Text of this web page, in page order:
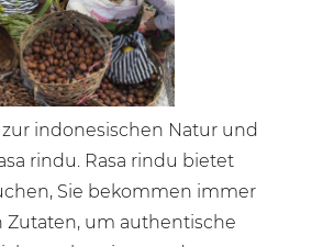
indonesischen Natur und
rindu. Rasa rindu bietet
Sie bekommen immer
Zutaten, um authentische